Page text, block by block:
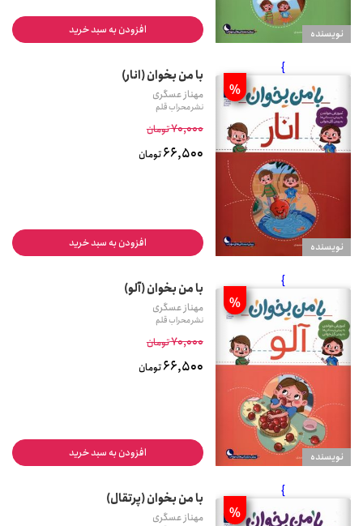
نويسنده افزودن به سبد خرید
نويسنده
}
%
با من بخوان (انار)
مهناز عسگری
نشر محراب قلم
70,000تومان
66,500تومان
افزودن به سبد خرید
نويسنده
}
%
با من بخوان (آلو)
مهناز عسگری
نشر محراب قلم
70,000تومان
66,500تومان
افزودن به سبد خرید
}
%
با من بخوان (پرتقال)
مهناز عسگری